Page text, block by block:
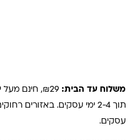
משלוח עד הבית:
עסקים.